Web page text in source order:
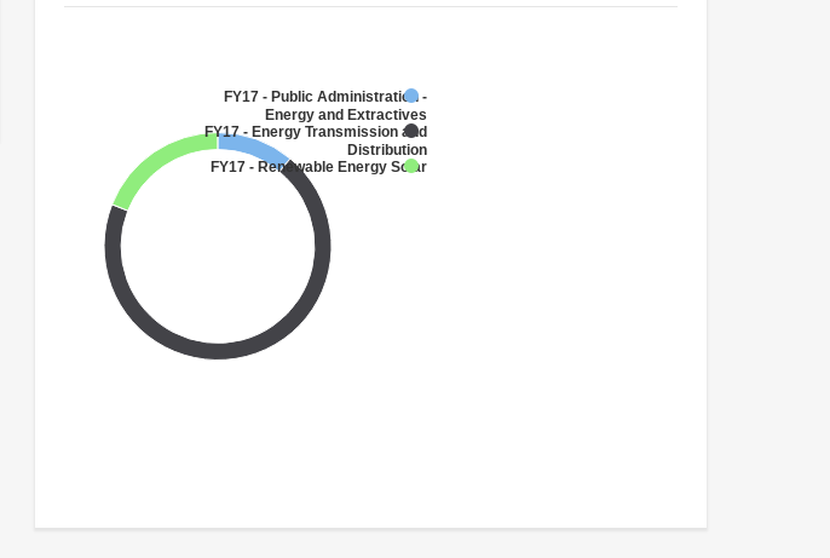
FY17 - Public Administration -
Energy and Extractives
FY17 - Energy Transmission and
Distribution
FY17 - Renewable Energy Solar